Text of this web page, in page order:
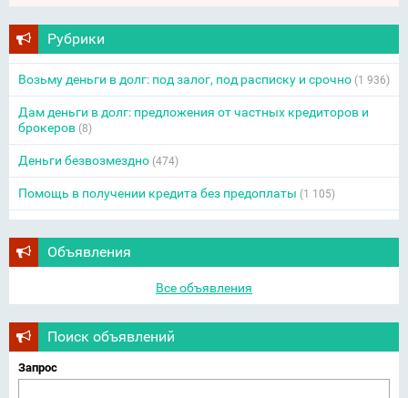
Рубрики
Возьму деньги в долг: под залог, под расписку и срочно (1 936)
Дам деньги в долг: предложения от частных кредиторов и
брокеров (8)
Деньги безвозмездно (474)
Помощь в получении кредита без предоплаты (1 105)
Объявления
Все объявления
Поиск объявлений
Запрос